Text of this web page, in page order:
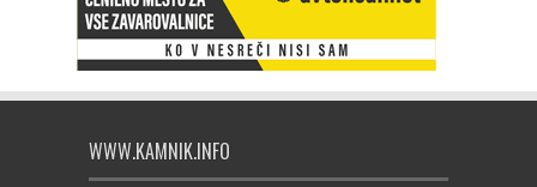
WWW.KAMNIK.INFO